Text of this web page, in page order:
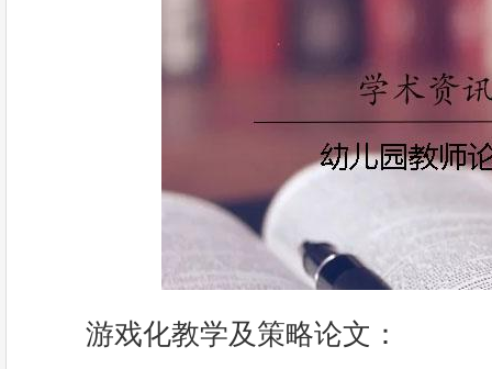
游戏化教学及策略论文：